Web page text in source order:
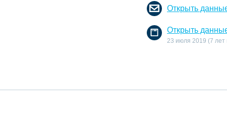
Открыть
Открыть
23 июля 2019 (7 лет